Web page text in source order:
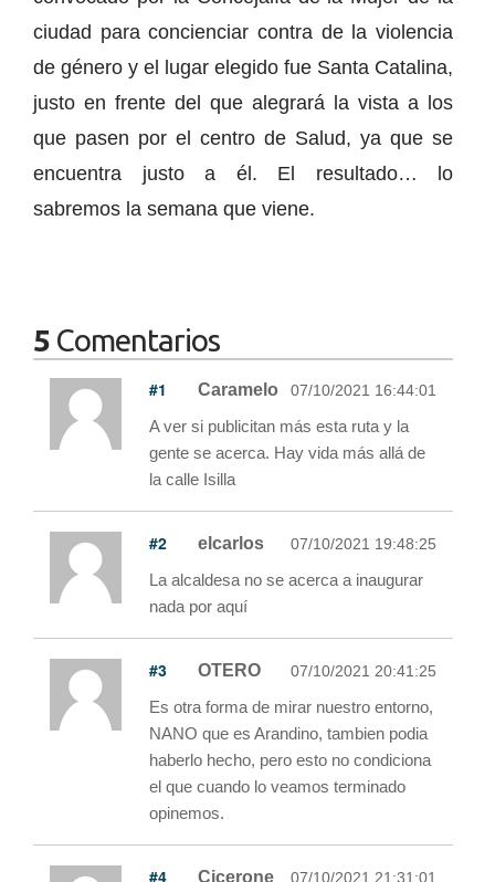
ciudad para concienciar contra de la violencia
de género y el lugar elegido fue Santa Catalina,
justo en frente del que alegrará la vista a los
que pasen por el centro de Salud, ya que se
encuentra justo a él. El resultado… lo
sabremos la semana que viene.
5 Comentarios
#1 Caramelo 07/10/2021 16:44:01
A ver si publicitan más esta ruta y la
gente se acerca. Hay vida más allá de
la calle Isilla
#2 elcarlos 07/10/2021 19:48:25
La alcaldesa no se acerca a inaugurar
nada por aquí
#3 OTERO 07/10/2021 20:41:25
Es otra forma de mirar nuestro entorno,
NANO que es Arandino, tambien podia
haberlo hecho, pero esto no condiciona
el que cuando lo veamos terminado
opinemos.
#4 Cicerone 07/10/2021 21:31:01